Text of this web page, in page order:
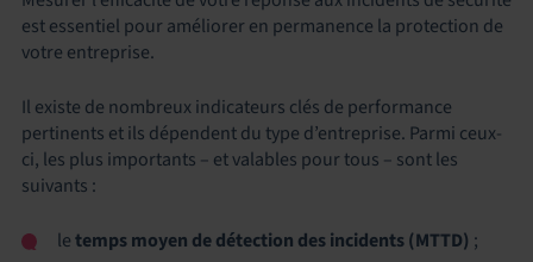
est essentiel pour améliorer en permanence la protection de
votre entreprise.
Il existe de nombreux indicateurs clés de performance
pertinents et ils dépendent du type d’entreprise. Parmi ceux-
ci, les plus importants – et valables pour tous – sont les
suivants :
letemps moyen de détection des incidents (MTTD) ;